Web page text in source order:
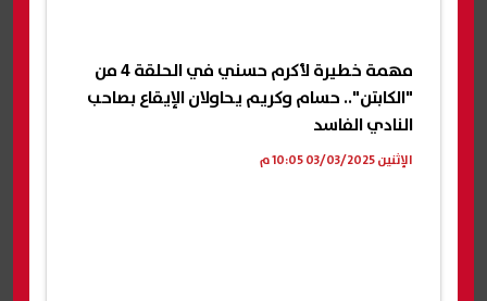
مهمة خطيرة لأكرم حسني في الحلقة 4 من
"الكابتن".. حسام وكريم يحاولان الإيقاع بصاحب
النادي الفاسد
الإثنين 03/03/2025 10:05 م